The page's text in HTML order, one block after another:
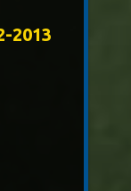
2013